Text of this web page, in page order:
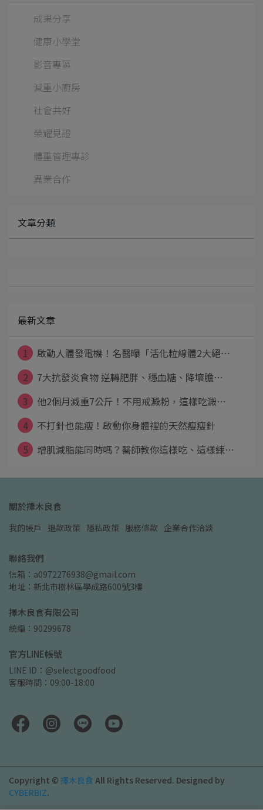
成果分享
健康小學堂
影音專區
減重小廚房
社會共好
榮耀見證
體重管理專診
異業合作
文章分類
最新文章
1
啟動人體發電機！名醫曝「活化粒線體2大絕⋯
2
7大抗發炎食物 逆轉肥胖、穩血糖、降壞膽⋯
3
他2個月減重7公斤！不用戒澱粉，這樣吃澱⋯
4
不打針也能瘦！啟動你身體裡的天然瘦瘦針
5
增肌減脂能同時嗎？醫師教你這樣吃、這樣練⋯
關於擇木良食
我的帳戶 退款政策 隱私政策 服務條款 企業合作洽談
聯絡我們
信箱：a0972276938@gmail.com
地址：新北市樹林區學成路600號3樓
擇木良食有限公司
統編：90299678
官方LINE帳號
LINE ID：@selectgoodfood
客服時間：09:00-18:00
Copyright © 擇木良食 All Rights Reserved. Designed by
CYBERBIZ.